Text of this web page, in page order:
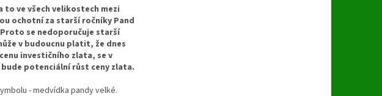
ve všech velikostech mezi
ochotní za starší ročníky Pand
se nedoporučuje starší
v budoucnu platit, že dnes
investičního zlata, se v
potenciální růst ceny zlata.
- medvídka pandy velké.